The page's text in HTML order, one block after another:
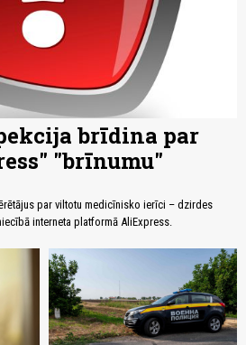
brīdina par
"brīnumu"
par viltotu medicīnisko ierīci – dzirdes
interneta platformā AliExpress.